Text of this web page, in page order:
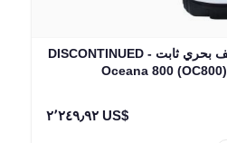
DISCONTINUED - هاتف بحري ثابت Beam
Oceana 800 (OC800)
٢٬٢٤٩٫٩٢ US$